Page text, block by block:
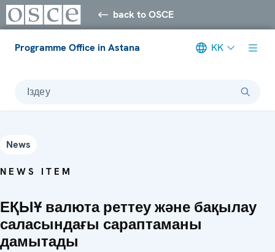
back to OSCE
Programme Office in Astana KK
Іздеу
News
NEWS ITEM
ЕҚЫҰ валюта реттеу және бақылау
саласындағы сараптаманы
дамытады